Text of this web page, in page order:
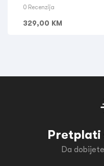
0 Recenzija
329,00 KM
Pretplati
Da